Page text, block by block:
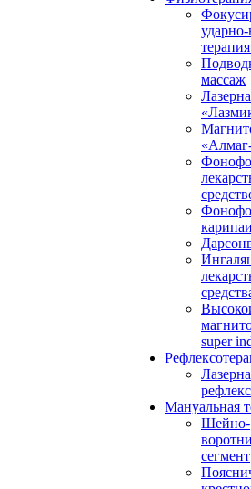
массаж
super
Мануальная
Шейно-
сегмент